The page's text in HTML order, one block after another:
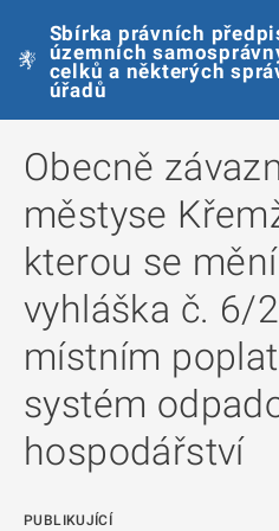
Sbírka právních
územních
celků a některých
úřadů
Obecně
městyse
kterou se
vyhláška č. 6/
místním
systém
hospodářství
PUBLIKUJÍCÍ